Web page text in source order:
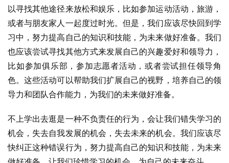
以寻找其他途径来放松和娱乐，比如参加运动活动，旅游，
或者与朋友家人一起度过时光。但是，我们应该尽快回到学
习中，努力提高自己的知识和技能，为未来做好准备。我们
也应该尝试寻找其他方式来发展自己的兴趣爱好和领导力，
比如参加俱乐部，参加志愿者活动，或者尝试担任领导角
色。这些活动可以帮助我们扩展自己的视野，培养自己的领
导力和团队合作能力，为我们的未来做好准备。
不上学出去逛是一种不负责任的行为，会让我们错失学习的
机会，失去自我发展的机会，失去未来的机会。我们应该尽
快纠正这种错误行为，努力提高自己的知识和技能，为未来